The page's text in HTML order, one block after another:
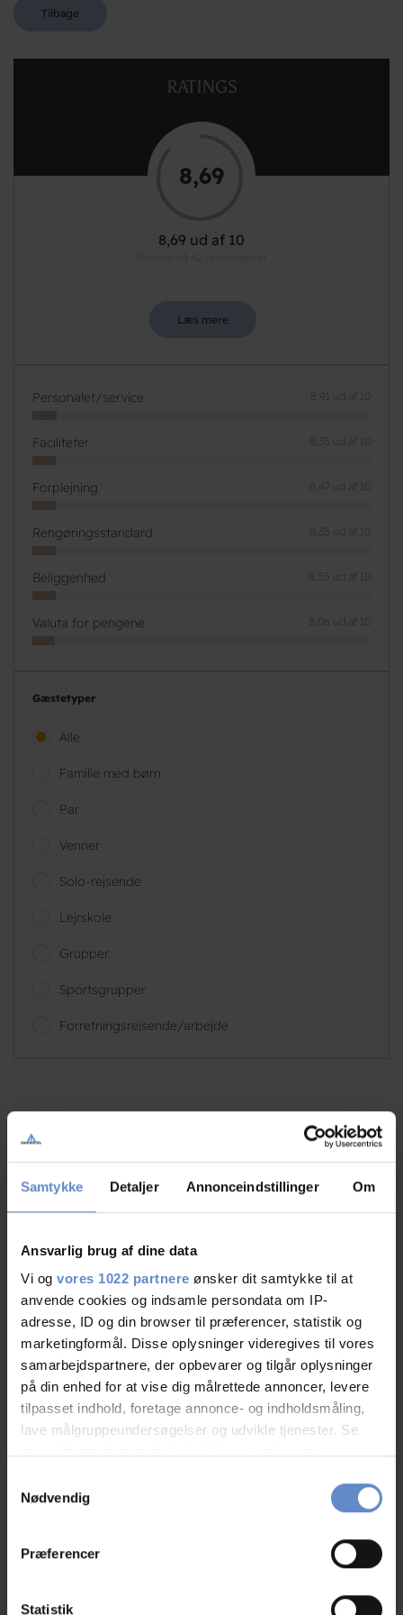
Samtykke Detaljer Annonceindstillinger Om
Ansvarlig brug af dine data
Vi og vores 1022 partnere ønsker dit samtykke til at
anvende cookies og indsamle persondata om IP-
adresse, ID og din browser til præferencer, statistik og
marketingformål. Disse oplysninger videregives til vores
samarbejdspartnere, der opbevarer og tilgår oplysninger
på din enhed for at vise dig målrettede annoncer, levere
tilpasset indhold, foretage annonce- og indholdsmåling,
lave målgruppeundersøgelser og udvikle tjenester. Se
tilbage eller ændre indstillinger fra vores
"Cookiedeklaration", eller ved at trykke på "Privacy
Indsamle præcise oplysninger om din placering,
Nødvendig
Præferencer
Statistik
Tilbage
RATINGS
8,69
8,69 ud af 10
Baseret på 62 anmeldelser
Læs mere
Personalet/service 8,91 ud af 10
Faciliteter 8,35 ud af 10
Forplejning 8,47 ud af 10
Rengøringsstandard 8,35 ud af 10
Beliggenhed 8,55 ud af 10
Valuta for pengene 8,06 ud af 10
Gæstetyper
Alle
Familie med børn
Par
Venner
Solo-rejsende
Lejrskole
Grupper
Sportsgrupper
Forretningsrejsende/arbejde
N/A
Familie med børn, DK
03.Aug.2026
9,17 ud af 10
Masser af forskellige muligheder for at hygge sig.
personale om hjælp er det meget imødekommende. Alt